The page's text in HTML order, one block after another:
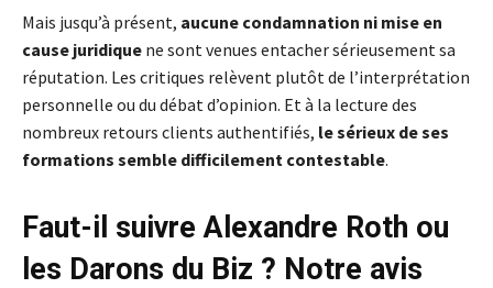
Mais jusqu’à présent, aucune condamnation ni mise en
cause juridique ne sont venues entacher sérieusement sa
réputation. Les critiques relèvent plutôt de l’interprétation
personnelle ou du débat d’opinion. Et à la lecture des
nombreux retours clients authentifiés, le sérieux de ses
formations semble difficilement contestable.
Faut-il suivre Alexandre Roth ou
les Darons du Biz ? Notre avis